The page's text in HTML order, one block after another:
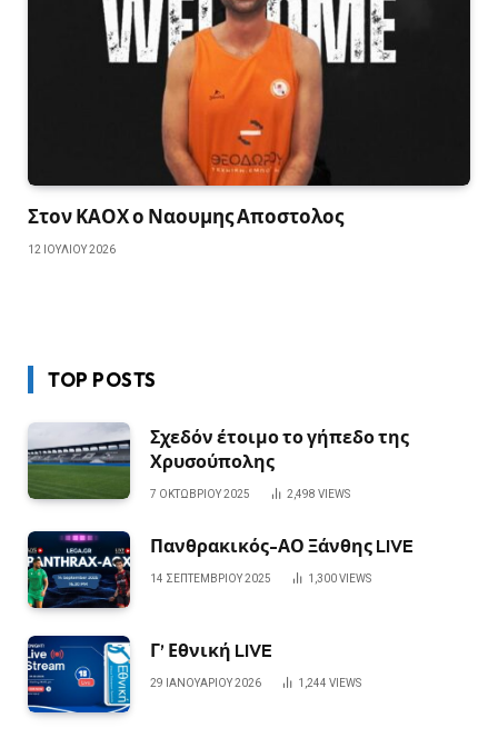
Στον ΚΑΟΧ ο Ναουμης Αποστολος
12 ΙΟΥΛΊΟΥ 2026
TOP POSTS
Σχεδόν έτοιμο το γήπεδο της
Χρυσούπολης
7 ΟΚΤΩΒΡΊΟΥ 2025 2,498 VIEWS
Πανθρακικός-ΑΟ Ξάνθης LIVE
14 ΣΕΠΤΕΜΒΡΊΟΥ 2025 1,300VIEWS
Γ’ Εθνική LIVE
29 ΙΑΝΟΥΑΡΊΟΥ 2026 1,244 VIEWS